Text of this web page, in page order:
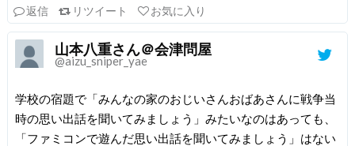
返信
リツイート お気に入り
山本八重さん＠会津問屋
@aizu_sniper_yae
学校の宿題で「みんなの家のおじいさんおばあさんに戦争当
時の思い出話を聞いてみましょう」みたいなのはあっても、
「ファミコンで遊んだ思い出話を聞いてみましょう」はない